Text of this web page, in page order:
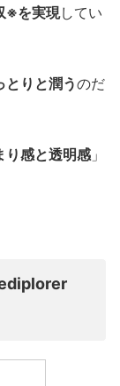
※を実現してい
とりと潤うのだ
り感と透明感 」